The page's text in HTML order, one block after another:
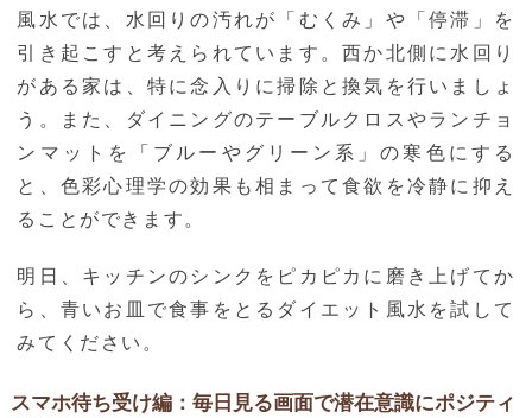
風水では、水回りの汚れが「むくみ」や「停滞」を
引き起こすと考えられています。西か北側に水回り
がある家は、特に念入りに掃除と換気を行いましょ
う。また、ダイニングのテーブルクロスやランチョ
ンマットを「ブルーやグリーン系」の寒色にする
と、色彩心理学の効果も相まって食欲を冷静に抑え
ることができます。
明日、キッチンのシンクをピカピカに磨き上げてか
ら、青いお皿で食事をとるダイエット風水を試して
みてください。
スマホ待ち受け編：毎日見る画面で潜在意識にポジティ